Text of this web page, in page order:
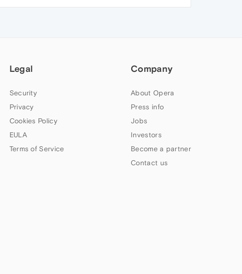
Legal
Security
Privacy
Cookies Policy
EULA
Terms of Service
Company
About Opera
Press info
Jobs
Investors
Become a partner
Contact us